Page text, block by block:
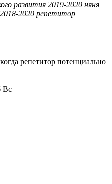
развития 2019-2020 няня
2020 репетитор
репетитор потенциально
Вс